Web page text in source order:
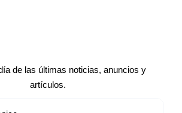
de las últimas noticias, anuncios y
artículos.